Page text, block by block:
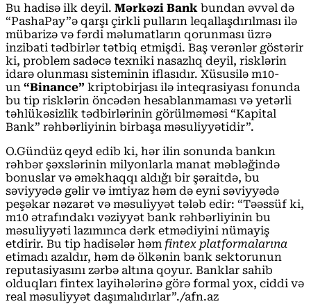
Bu hadisə ilk deyil. Mərkəzi Bank bundan əvvəl də
“PashaPay”ə qarşı çirkli pulların leqallaşdırılması ilə
mübarizə və fərdi məlumatların qorunması üzrə
inzibati tədbirlər tətbiq etmişdi. Baş verənlər göstərir
ki, problem sadəcə texniki nasazlıq deyil, risklərin
idarə olunması sisteminin iflasıdır. Xüsusilə m10-
un “Binance” kriptobirjası ilə inteqrasiyası fonunda
bu tip risklərin öncədən hesablanmaması və yetərli
təhlükəsizlik tədbirlərinin görülməməsi “Kapital
Bank” rəhbərliyinin birbaşa məsuliyyətidir”.
O.Gündüz qeyd edib ki, hər ilin sonunda bankın
rəhbər şəxslərinin milyonlarla manat məbləğində
bonuslar və əməkhaqqı aldığı bir şəraitdə, bu
səviyyədə gəlir və imtiyaz həm də eyni səviyyədə
peşəkar nəzarət və məsuliyyət tələb edir: “Təəssüf ki,
m10 ətrafındakı vəziyyət bank rəhbərliyinin bu
məsuliyyəti lazımınca dərk etmədiyini nümayiş
etdirir. Bu tip hadisələr həm fintex platformalarına
etimadı azaldır, həm də ölkənin bank sektorunun
reputasiyasını zərbə altına qoyur. Banklar sahib
olduqları fintex layihələrinə görə formal yox, ciddi və
real məsuliyyət daşımalıdırlar”./afn.az